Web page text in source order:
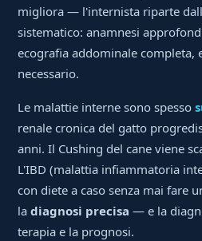
migliora — l'internista riparte
sistematico: anamnesi
ecografia addominale completa,
necessario.
Le malattie interne sono spesso
renale cronica del gatto
anni. Il Cushing del cane viene
L'IBD (malattia infiammatoria
con diete a caso senza mai fare
ladiagnosi precisa — e la
terapia e la prognosi.